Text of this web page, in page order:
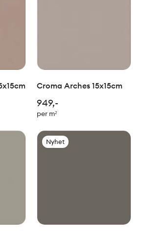
Croma Arches 15x15cm
949,-
per m²
Nyhet